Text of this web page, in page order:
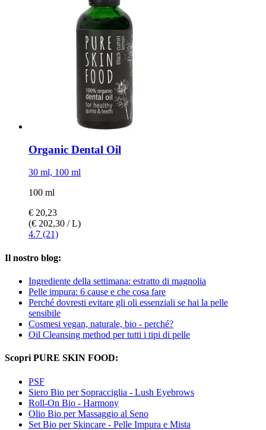
Organic Dental Oil
30 ml, 100 ml
100 ml
€ 20,23
(€ 202,30 / L)
4.7 (21)
Il nostro blog:
Ingrediente della settimana: estratto di magnolia
Pelle impura: 6 cause e che cosa fare
Perché dovresti evitare gli oli essenziali se hai la pelle
sensibile
Cosmesi vegan, naturale, bio - perché?
Oil Cleansing method per tutti i tipi di pelle
Scopri PURE SKIN FOOD:
PSF
Siero Bio per Sopracciglia - Lush Eyebrows
Roll-On Bio - Harmony
Olio Bio per Massaggio al Seno
Set Bio per Skincare - Pelle Impura e Mista